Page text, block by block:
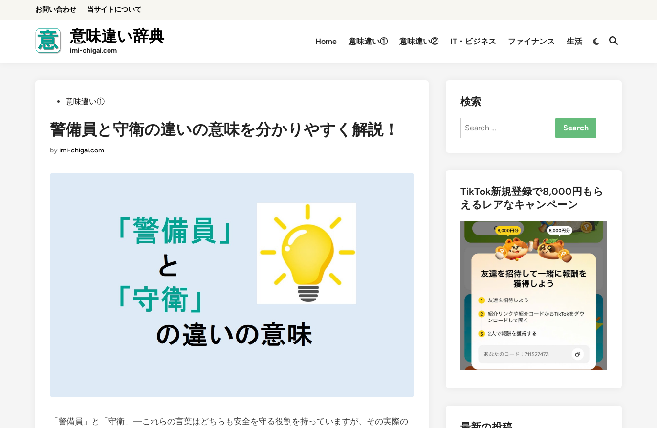
お問い合わせ 当サイトについて
意味違い辞典
imi-chigai.com
Home 意味違い① 意味違い② IT・ビジネス ファイナンス 生活
Posted意味違い①
警備員と守衛の違いの意味を分かりやすく解説！
by imi-chigai.com
「警備員」と「守衛」—これらの言葉はどちらも安全を守る役割を持っていますが、その実際の
検索
Search
TikTok新規登録で8,000円もら
えるレアなキャンペーン